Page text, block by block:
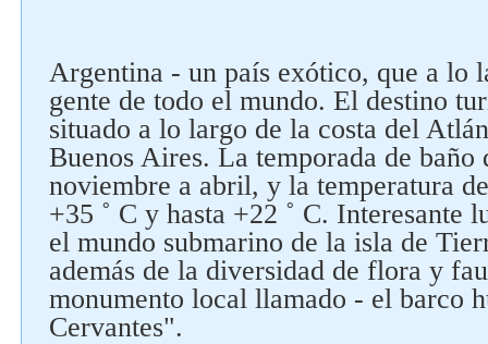
Argentina - un país exótico, que a lo
gente de todo el mundo. El destino
situado a lo largo de la costa del
Buenos Aires. La temporada de baño
noviembre a abril, y la temperatura
+35 ˚ C y hasta +22 ˚ C. Interesante
el mundo submarino de la isla de
además de la diversidad de flora y
monumento local llamado - el barco
Cervantes".